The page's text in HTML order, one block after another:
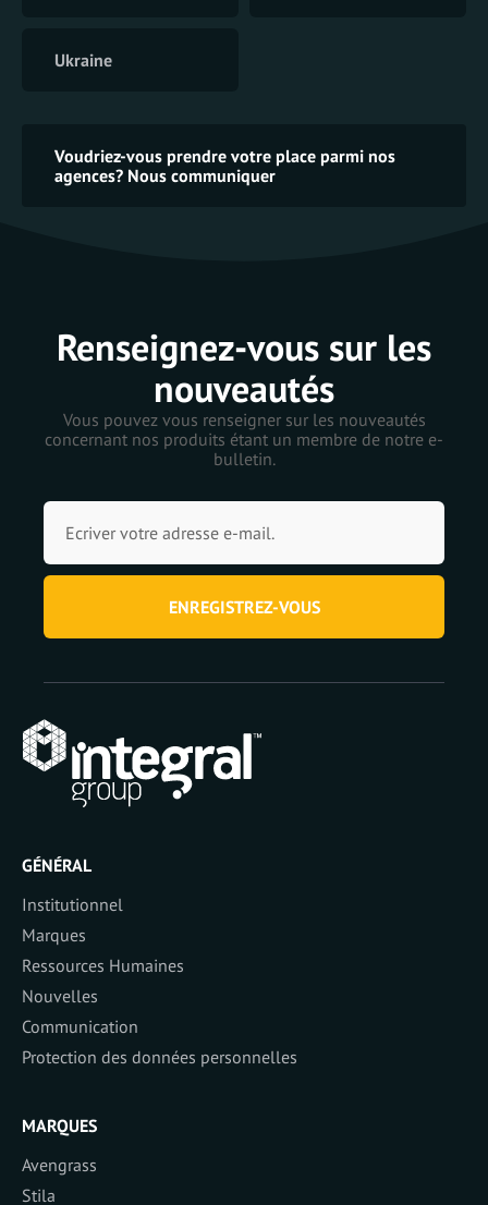
Ukraine
Voudriez-vous prendre votre place parmi nos
agences? Nous communiquer
Renseignez-vous sur les
nouveautés
Vous pouvez vous renseigner sur les nouveautés
concernant nos produits étant un membre de notre e-
bulletin.
ENREGISTREZ-VOUS
GÉNÉRAL
Institutionnel
Marques
Ressources Humaines
Nouvelles
Communication
Protection des données personnelles
MARQUES
Avengrass
Stila